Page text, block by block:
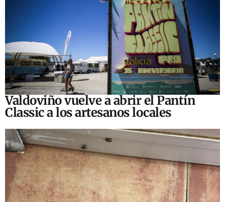
Valdoviño vuelve a abrir el Pantín
Classic a los artesanos locales